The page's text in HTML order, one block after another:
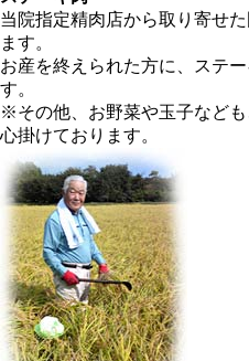
当院指定精肉店から取り寄せ
ます。
お産を終えられた方に、ステ
す。
※その他、お野菜や玉子など
心掛けております。